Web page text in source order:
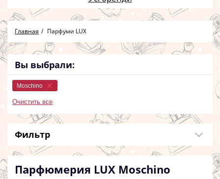
Главная Парфуми LUX
Вы выбрали:
Moschino
Очистить все
Фильтр
Парфюмерия LUX Moschino